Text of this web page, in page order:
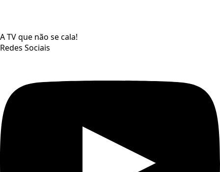
A TV que não se cala!
Redes Sociais